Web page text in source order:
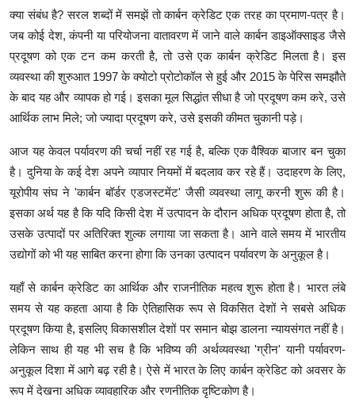
क्या संबंध है? सरल शब्दों में समझें तो कार्बन क्रेडिट एक तरह का प्रमाण-पत्र है।
जब कोई देश, कंपनी या परियोजना वातावरण में जाने वाले कार्बन डाइऑक्साइड जैसे
प्रदूषण को एक टन कम करती है, तो उसे एक कार्बन क्रेडिट मिलता है। इस
व्यवस्था की शुरुआत 1997 के क्योटो प्रोटोकॉल से हुई और 2015 के पेरिस समझौते
के बाद यह और व्यापक हो गई। इसका मूल सिद्धांत सीधा है जो प्रदूषण कम करे, उसे
आर्थिक लाभ मिले; जो ज्यादा प्रदूषण करे, उसे इसकी कीमत चुकानी पड़े।
आज यह केवल पर्यावरण की चर्चा नहीं रह गई है, बल्कि एक वैश्विक बाजार बन चुका
है। दुनिया के कई देश अपने व्यापार नियमों में बदलाव कर रहे हैं। उदाहरण के लिए,
यूरोपीय संघ ने 'कार्बन बॉर्डर एडजस्टमेंट' जैसी व्यवस्था लागू करनी शुरू की है।
इसका अर्थ यह है कि यदि किसी देश में उत्पादन के दौरान अधिक प्रदूषण होता है, तो
उसके उत्पादों पर अतिरिक्त शुल्क लगाया जा सकता है। आने वाले समय में भारतीय
उद्योगों को भी यह साबित करना होगा कि उनका उत्पादन पर्यावरण के अनुकूल है।
यहाँ से कार्बन क्रेडिट का आर्थिक और राजनीतिक महत्व शुरू होता है। भारत लंबे
समय से यह कहता आया है कि ऐतिहासिक रूप से विकसित देशों ने सबसे अधिक
प्रदूषण किया है, इसलिए विकासशील देशों पर समान बोझ डालना न्यायसंगत नहीं है।
लेकिन साथ ही यह भी सच है कि भविष्य की अर्थव्यवस्था 'ग्रीन' यानी पर्यावरण-
अनुकूल दिशा में आगे बढ़ रही है। ऐसे में भारत के लिए कार्बन क्रेडिट को अवसर के
रूप में देखना अधिक व्यावहारिक और रणनीतिक दृष्टिकोण है।